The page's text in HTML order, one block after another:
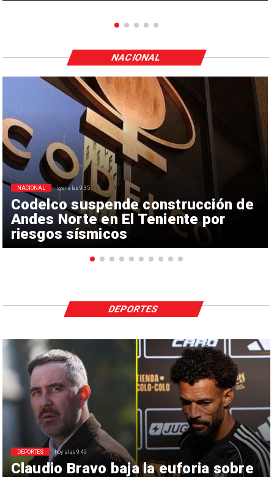
Codelco suspende construcción de
Andes Norte en El Teniente por
riesgos sísmicos
NACIONAL ayer a las 9:35
NACIONAL
Claudio Bravo baja la euforia sobre
DEPORTES hoy a las 9:49
DEPORTES